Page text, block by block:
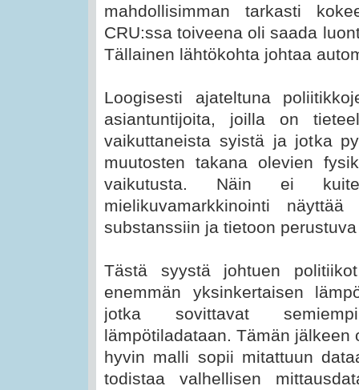
mahdollisimman tarkasti
CRU:ssa toiveena oli saada
Tällainen lähtökohta johtaa
Loogisesti ajateltuna
asiantuntijoita, joilla on
vaikuttaneista syistä ja jotka
muutosten takana olevien
vaikutusta. Näin ei
mielikuvamarkkinointi
substanssiin ja tietoon
Tästä syystä johtuen
enemmän yksinkertaisen
jotka sovittavat
lämpötiladataan. Tämän
hyvin malli sopii mitattuun
todistaa valhellisen